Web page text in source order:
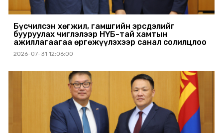
Бүсчилсэн хөгжил, гамшгийн эрсдэлийг
бууруулах чиглэлээр НҮБ-тай хамтын
ажиллагаагаа өргөжүүлэхээр санал солилцлоо
2026-07-31 12:06:00